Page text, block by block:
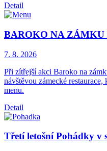
Detail
BAROKO NA
7. 8. 2026
Při zítřejší akci Baroko na
návštěvou zámecké
menu.
Detail
Třetí letošní Pohádky v